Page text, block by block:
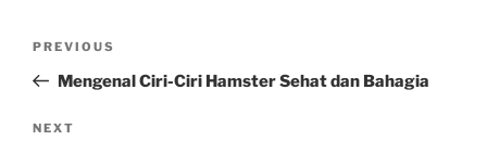
Previous
Post
PREVIOUS
Mengenal Ciri-Ciri Hamster Sehat dan Bahagia
Next
NEXT